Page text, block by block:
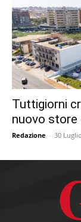
Tuttigiorni
nuovo store
Redazione - 30